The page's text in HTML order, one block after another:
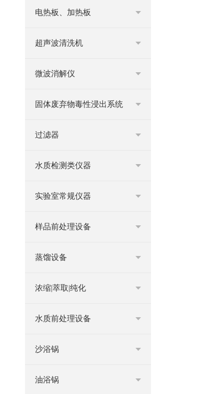
电热板、加热板
超声波清洗机
微波消解仪
固体废弃物毒性浸出系统
过滤器
水质检测类仪器
实验室常规仪器
样品前处理设备
蒸馏设备
浓缩|萃取|纯化
水质前处理设备
沙浴锅
油浴锅